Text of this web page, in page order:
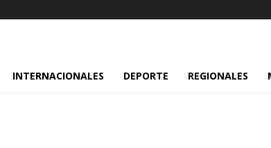
INTERNACIONALES DEPORTE REGIONALES